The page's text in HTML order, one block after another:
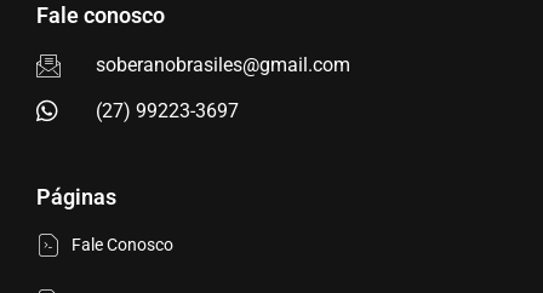
Fale conosco
soberanobrasiles@gmail.com
(27) 99223-3697
Páginas
Fale Conosco